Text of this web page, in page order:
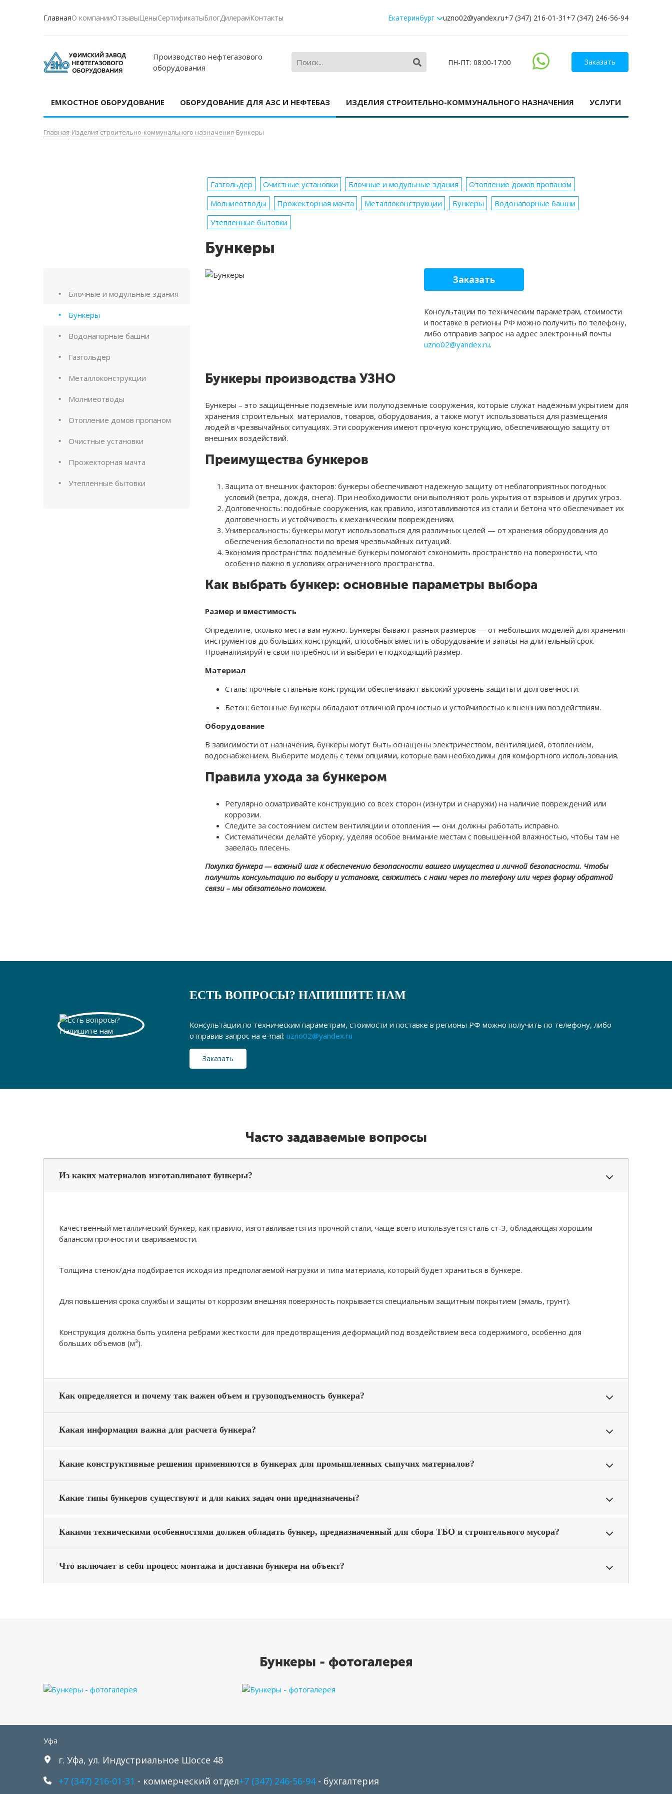
ГлавнаяО компанииОтзывыЦеныСертификатыБлогДилерамКонтакты Екатеринбург uzno02@yandex.ru+7 (347) 216-01-31 +7 (347) 246-56-94
Производство нефтегазового
оборудования
ПН-ПТ: 08:00-17:00 Заказать
ЕМКОСТНОЕ ОБОРУДОВАНИЕ ОБОРУДОВАНИЕ ДЛЯ АЗС И НЕФТЕБАЗ ИЗДЕЛИЯ СТРОИТЕЛЬНО-КОММУНАЛЬНОГО НАЗНАЧЕНИЯ УСЛУГИ
Главная-Изделия строительно-коммунального назначения-Бункеры
Газгольдер Очистные установки Блочные и модульные здания
Отопление домов пропаном
Молниеотводы
Прожекторная мачта Металлоконструкции Бункеры
Водонапорные башни
Утепленные бытовки
Бункеры
Блочные и модульные здания
Бункеры
Водонапорные башни
Газгольдер
Металлоконструкции
Молниеотводы
Отопление домов пропаном
Очистные установки
Прожекторная мачта
Утепленные бытовки
Заказать
Консультации по техническим параметрам, стоимости
и поставке в регионы РФ можно получить по телефону,
либо отправив запрос на адрес электронный почты
uzno02@yandex.ru.
Бункеры производства УЗНО
Бункеры – это защищённые подземные или полуподземные сооружения, которые служат надёжным укрытием для
хранения строительных материалов, товаров, оборудования, а также могут использоваться для размещения
людей в чрезвычайных ситуациях. Эти сооружения имеют прочную конструкцию, обеспечивающую защиту от
внешних воздействий.
Преимущества бункеров
Защита от внешних факторов: бункеры обеспечивают надежную защиту от неблагоприятных погодных
условий (ветра, дождя, снега). При необходимости они выполняют роль укрытия от взрывов и других угроз.
Долговечность: подобные сооружения, как правило, изготавливаются из стали и бетона что обеспечивает их
долговечность и устойчивость к механическим повреждениям.
Универсальность: бункеры могут использоваться для различных целей — от хранения оборудования до
обеспечения безопасности во время чрезвычайных ситуаций.
Экономия пространства: подземные бункеры помогают сэкономить пространство на поверхности, что
особенно важно в условиях ограниченного пространства.
Как выбрать бункер: основные параметры выбора
Размер и вместимость
Определите, сколько места вам нужно. Бункеры бывают разных размеров — от небольших моделей для хранения
инструментов до больших конструкций, способных вместить оборудование и запасы на длительный срок.
Проанализируйте свои потребности и выберите подходящий размер.
Материал
Сталь: прочные стальные конструкции обеспечивают высокий уровень защиты и долговечности.
Бетон: бетонные бункеры обладают отличной прочностью и устойчивостью к внешним воздействиям.
Оборудование
В зависимости от назначения, бункеры могут быть оснащены электричеством, вентиляцией, отоплением,
водоснабжением. Выберите модель с теми опциями, которые вам необходимы для комфортного использования.
Правила ухода за бункером
Регулярно осматривайте конструкцию со всех сторон (изнутри и снаружи) на наличие повреждений или
коррозии.
Следите за состоянием систем вентиляции и отопления — они должны работать исправно.
Систематически делайте уборку, уделяя особое внимание местам с повышенной влажностью, чтобы там не
завелась плесень.
Покупка бункера — важный шаг к обеспечению безопасности вашего имущества и личной безопасности. Чтобы
получить консультацию по выбору и установке, свяжитесь с нами через по телефону или через форму обратной
связи – мы обязательно поможем.
ЕСТЬ ВОПРОСЫ? НАПИШИТЕ НАМ
Консультации по техническим параметрам, стоимости и поставке в регионы РФ можно получить по телефону, либо
отправив запрос на e-mail: uzno02@yandex.ru
Заказать
Часто задаваемые вопросы
Из каких материалов изготавливают бункеры?
Качественный металлический бункер, как правило, изготавливается из прочной стали, чаще всего используется сталь ст-3, обладающая хорошим
балансом прочности и свариваемости.
Толщина стенок/дна подбирается исходя из предполагаемой нагрузки и типа материала, который будет храниться в бункере.
Для повышения срока службы и защиты от коррозии внешняя поверхность покрывается специальным защитным покрытием (эмаль, грунт).
Конструкция должна быть усилена ребрами жесткости для предотвращения деформаций под воздействием веса содержимого, особенно для
больших объемов (м³).
Как определяется и почему так важен объем и грузоподъемность бункера?
Какая информация важна для расчета бункера?
Какие конструктивные решения применяются в бункерах для промышленных сыпучих материалов?
Какие типы бункеров существуют и для каких задач они предназначены?
Какими техническими особенностями должен обладать бункер, предназначенный для сбора ТБО и строительного мусора?
Что включает в себя процесс монтажа и доставки бункера на объект?
Бункеры - фотогалерея
Уфа
г. Уфа, ул. Индустриальное Шоссе 48
+7 (347) 216-01-31 - коммерческий отдел+7 (347) 246-56-94- бухгалтерия